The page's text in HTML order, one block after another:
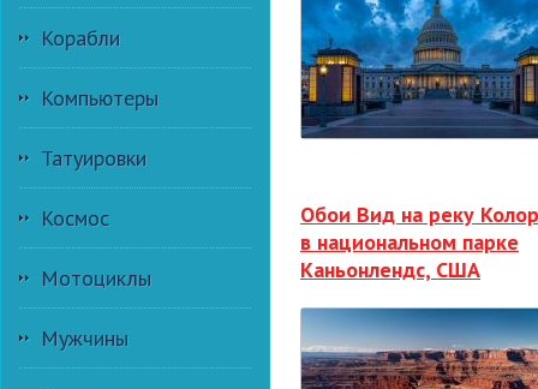
Корабли
Компьютеры
Татуировки
Космос
Мотоциклы
Мужчины
Обои Вид на реку
в национальном парке
Каньонлендс, США